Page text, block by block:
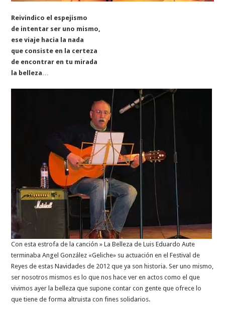
Reivindico el espejismo
de intentar ser uno mismo,
ese viaje hacia la nada
que consiste en la certeza
de encontrar en tu mirada
la belleza…
Con esta estrofa de la canción » La Belleza de Luis Eduardo Aute
terminaba Angel González «Geliche» su actuación en el Festival de
Reyes de estas Navidades de 2012 que ya son historia. Ser uno mismo,
ser nosotros mismos es lo que nos hace ver en actos como el que
vivimos ayer la belleza que supone contar con gente que ofrece lo
que tiene de forma altruista con fines solidarios.